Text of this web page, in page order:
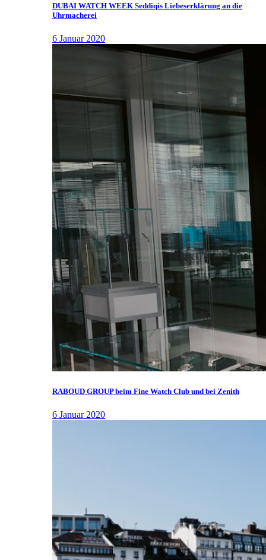
DUBAI WATCH WEEK Seddiqis Liebeserklärung an die
Uhrmacherei
6 Januar 2020
RABOUD GROUP beim Fine Watch Club und bei Zenith
6 Januar 2020